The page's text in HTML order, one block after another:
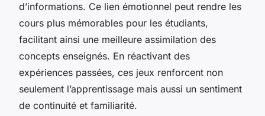
d’informations. Ce lien émotionnel peut rendre les
cours plus mémorables pour les étudiants,
facilitant ainsi une meilleure assimilation des
concepts enseignés. En réactivant des
expériences passées, ces jeux renforcent non
seulement l’apprentissage mais aussi un sentiment
de continuité et familiarité.